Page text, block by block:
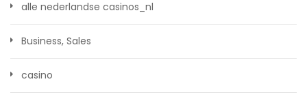
alle nederlandse casinos_nl
Business, Sales
casino